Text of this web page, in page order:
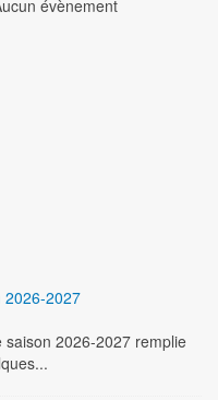
évènement
2026-2027
2026-2027 remplie